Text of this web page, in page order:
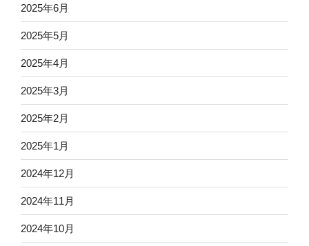
2025年6月
2025年5月
2025年4月
2025年3月
2025年2月
2025年1月
2024年12月
2024年11月
2024年10月